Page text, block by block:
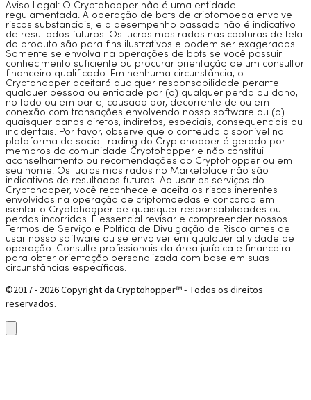
Aviso Legal: O Cryptohopper não é uma entidade
regulamentada. A operação de bots de criptomoeda envolve
riscos substanciais, e o desempenho passado não é indicativo
de resultados futuros. Os lucros mostrados nas capturas de tela
do produto são para fins ilustrativos e podem ser exagerados.
Somente se envolva na operações de bots se você possuir
conhecimento suficiente ou procurar orientação de um consultor
financeiro qualificado. Em nenhuma circunstância, o
Cryptohopper aceitará qualquer responsabilidade perante
qualquer pessoa ou entidade por (a) qualquer perda ou dano,
no todo ou em parte, causado por, decorrente de ou em
conexão com transações envolvendo nosso software ou (b)
quaisquer danos diretos, indiretos, especiais, consequenciais ou
incidentais. Por favor, observe que o conteúdo disponível na
plataforma de social trading do Cryptohopper é gerado por
membros da comunidade Cryptohopper e não constitui
aconselhamento ou recomendações do Cryptohopper ou em
seu nome. Os lucros mostrados no Marketplace não são
indicativos de resultados futuros. Ao usar os serviços do
Cryptohopper, você reconhece e aceita os riscos inerentes
envolvidos na operação de criptomoedas e concorda em
isentar o Cryptohopper de quaisquer responsabilidades ou
perdas incorridas. É essencial revisar e compreender nossos
Termos de Serviço e Política de Divulgação de Risco antes de
usar nosso software ou se envolver em qualquer atividade de
operação. Consulte profissionais da área jurídica e financeira
para obter orientação personalizada com base em suas
circunstâncias específicas.
©2017 - 2026 Copyright da Cryptohopper™ - Todos os direitos
reservados.